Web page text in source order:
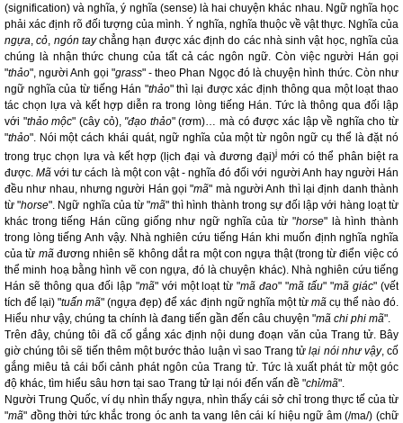
(signification) và nghĩa, ý nghĩa (sense) là hai chuyện khác nhau. Ngữ nghĩa học
phải xác định rõ đối tượng của mình. Ý nghĩa, nghĩa thuộc về vật thực. Nghĩa của
ngựa, cỏ, ngón taychẳng hạn được xác định do các nhà sinh vật học, nghĩa của
chúng là nhận thức chung của tất cả các ngôn ngữ. Còn việc người Hán gọi
"thảo", người Anh gọi "grass" - theo Phan Ngọc đó là chuyện hình thức. Còn như
ngữ nghĩa của từ tiếng Hán "thảo" thì lại được xác định thông qua một loạt thao
tác chọn lựa và kết hợp diễn ra trong lòng tiếng Hán. Tức là thông qua đối lập
với "thảo mộc" (cây cỏ), "đạo thảo" (rơm)… mà có được xác lập về nghĩa cho từ
"thảo". Nói một cách khái quát, ngữ nghĩa của một từ ngôn ngữ cụ thể là đặt nó
trong trục chọn lựa và kết hợp (lịch đại và đương đại)jmới có thể phân biệt ra
được.Mã với tư cách là một con vật - nghĩa đó đối với người Anh hay người Hán
đều như nhau, nhưng người Hán gọi "mã" mà người Anh thì lại định danh thành
từ "horse". Ngữ nghĩa của từ "mã" thì hình thành trong sự đối lập với hàng loạt từ
khác trong tiếng Hán cũng giống như ngữ nghĩa của từ "horse" là hình thành
trong lòng tiếng Anh vậy. Nhà nghiên cứu tiếng Hán khi muốn định nghĩa nghĩa
của từ mãđương nhiên sẽ không dắt ra một con ngựa thật (trong từ điển việc có
thể minh hoạ bằng hình vẽ con ngựa, đó là chuyện khác). Nhà nghiên cứu tiếng
Hán sẽ thông qua đối lập "mã" với một loạt từ "mã đao" "mã tấu" "mã giác" (vết
tích để lại) "tuấn mã" (ngựa đẹp) để xác định ngữ nghĩa một từ mãcụ thể nào đó.
Hiểu như vậy, chúng ta chính là đang tiến gần đến câu chuyện "mã chi phi mã".
Trên đây, chúng tôi đã cố gắng xác định nội dung đoạn văn của Trang tử. Bây
giờ chúng tôi sẽ tiến thêm một bước thảo luận vì sao Trang tửlại nói như vậy, cố
gắng miêu tả cái bối cảnh phát ngôn của Trang tử. Tức là xuất phát từ một góc
độ khác, tìm hiểu sâu hơn tại sao Trang tử lại nói đến vấn đề "chỉ/mã".
Người Trung Quốc, ví dụ nhìn thấy ngựa, nhìn thấy cái sở chỉ trong thực tế của từ
"mã" đồng thời tức khắc trong óc anh ta vang lên cái kí hiệu ngữ âm (/ma/) (chữ